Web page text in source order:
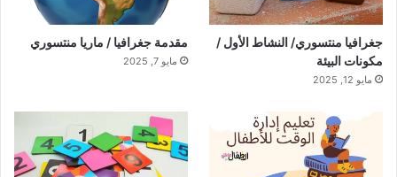
جغرافيا منتسوري/ النشاط الأول /
مكونات البيئة
مايو 12, 2025
مقدمة جغرافيا / ماريا منتسوري
مايو 7, 2025